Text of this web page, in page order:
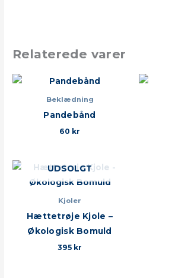
Relaterede varer
Beklædning
Pandebånd
60 kr
UDSOLGT
Kjoler
Hættetrøje Kjole –
Økologisk Bomuld
395 kr